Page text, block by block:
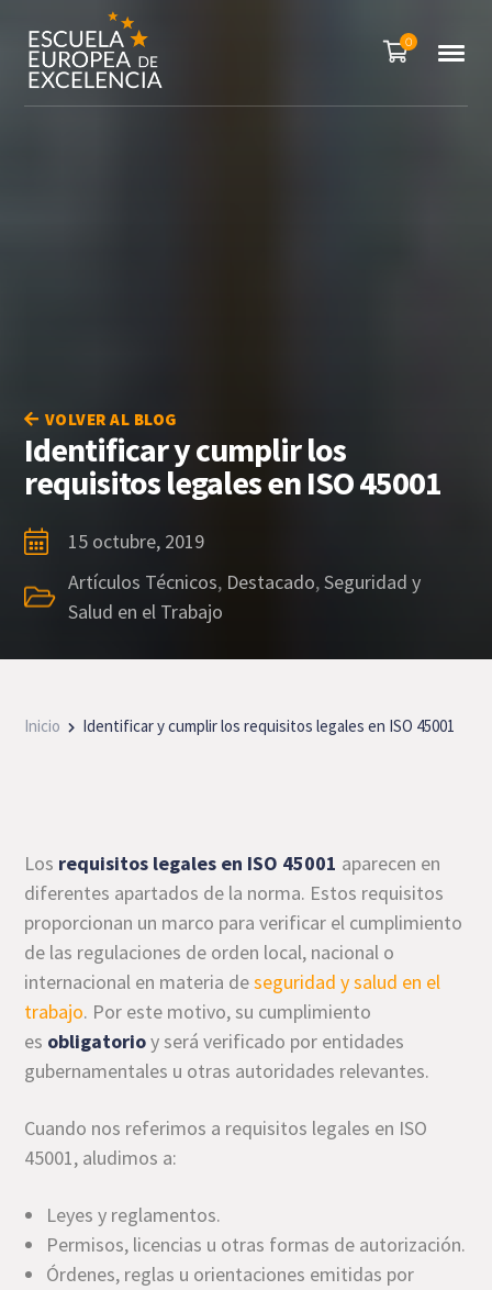
0
VOLVER AL BLOG
Identificar y cumplir los
requisitos legales en ISO 45001
15 octubre, 2019
Artículos Técnicos, Destacado,Seguridad y
Salud en el Trabajo
Inicio Identificar y cumplir los requisitos legales en ISO 45001
Los requisitos legales en ISO 45001 aparecen en
diferentes apartados de la norma. Estos requisitos
proporcionan un marco para verificar el cumplimiento
de las regulaciones de orden local, nacional o
internacional en materia deseguridad y salud en el
trabajo. Por este motivo, su cumplimiento
es obligatorioy será verificado por entidades
gubernamentales u otras autoridades relevantes.
Cuando nos referimos a requisitos legales en ISO
45001, aludimos a:
Leyes y reglamentos.
Permisos, licencias u otras formas de autorización.
Órdenes, reglas u orientaciones emitidas por